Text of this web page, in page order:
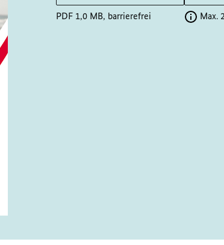
PDF 1,0 MB, barrierefrei Max.